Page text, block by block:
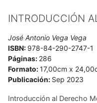
INTRODUCCIÓN
José Antonio Vega Vega
ISBN: 978-84-290-2747-1
Páginas: 286
Formato:17,00cm x
Publicación: Sep 2023
Introducción al Derecho